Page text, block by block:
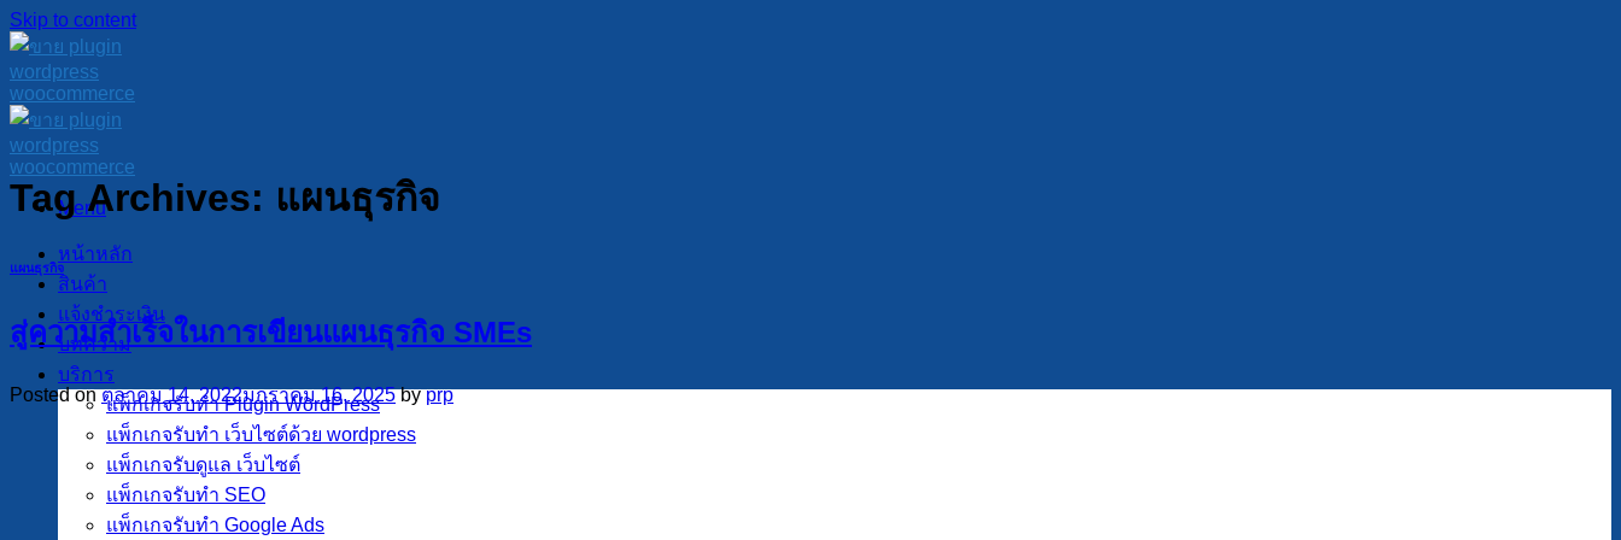
Skip to content
Menu
หน้าหลัก
สินค้า
แจ้งชำระเงิน
บทความ
บริการ
แพ็กเกจรับทำ Plugin WordPress
แพ็กเกจรับทำ เว็บไซต์ด้วย wordpress
แพ็กเกจรับดูแล เว็บไซต์
แพ็กเกจรับทำ SEO
แพ็กเกจรับทำ Google Ads
Tag Archives: แผนธุรกิจ
แผนธุรกิจ
สู่ความสำเร็จในการเขียนแผนธุรกิจ SMEs
Posted onตุลาคม 14, 2022มกราคม 16, 2025byprp